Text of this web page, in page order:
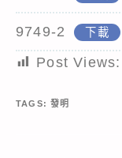
9749-2 下載
Post Views:
TAGS:發明